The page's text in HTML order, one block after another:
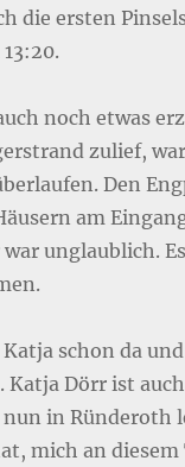
die ersten
noch etwas
zulief,
Den
am
unglaublich.
Katja schon da
Katja Dörr ist
in Ründeroth
mich an diesem